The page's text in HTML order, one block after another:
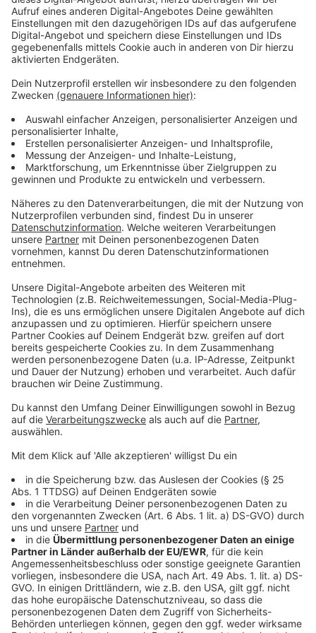
entschuldigt bitte meine Euphorie in dem Beitrag. Ich
empfehle jedenfalls dringend nochmal in diese Zeit
einzutauchen... die Links unten können da Starthilfe
geben!
Anzeige
©Insta: @dendegram / @christianhedel
Starker Schriftzug: Dendemanns Version des
Anzeige
Weitere Infos und Links zum Thema:
Anzeige
Musikgeschichte: Das Video zur Eins Zwo-Single "Hand
auf's Herz"
Auch mal schön: ein Video, bei dem nur ein
Plattencover zu sehen ist ("Gedanken, gut")
Dendemann als Intro-Rapper des Neo Magazin Royale
- ein Zusammenschnitt
Dende bei Insta: "bester Rapper Deutschlands"
Anzeige
Anzeige